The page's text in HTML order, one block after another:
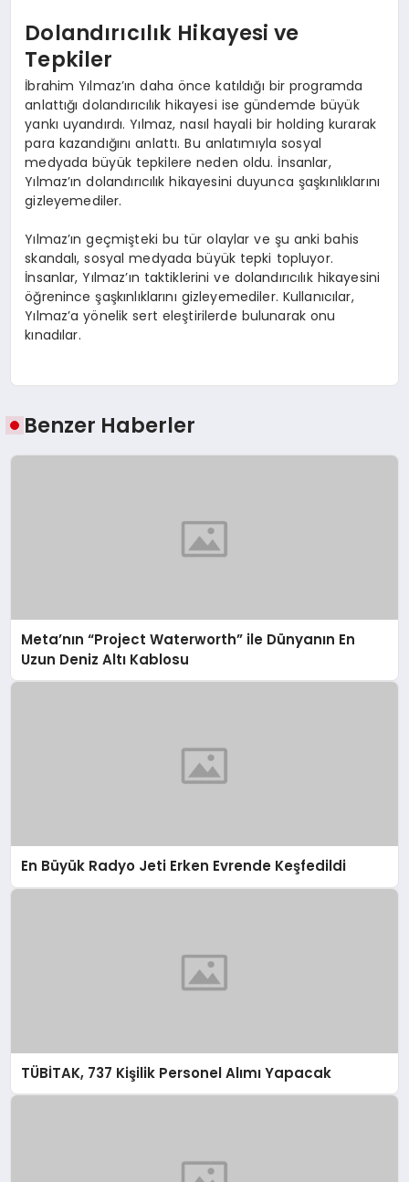
Dolandırıcılık Hikayesi ve
Tepkiler
İbrahim Yılmaz’ın daha önce katıldığı bir programda
anlattığı dolandırıcılık hikayesi ise gündemde büyük
yankı uyandırdı. Yılmaz, nasıl hayali bir holding kurarak
para kazandığını anlattı. Bu anlatımıyla sosyal
medyada büyük tepkilere neden oldu. İnsanlar,
Yılmaz’ın dolandırıcılık hikayesini duyunca şaşkınlıklarını
gizleyemediler.
Yılmaz’ın geçmişteki bu tür olaylar ve şu anki bahis
skandalı, sosyal medyada büyük tepki topluyor.
İnsanlar, Yılmaz’ın taktiklerini ve dolandırıcılık hikayesini
öğrenince şaşkınlıklarını gizleyemediler. Kullanıcılar,
Yılmaz’a yönelik sert eleştirilerde bulunarak onu
kınadılar.
Benzer Haberler
Meta’nın “Project Waterworth” ile Dünyanın En
Uzun Deniz Altı Kablosu
En Büyük Radyo Jeti Erken Evrende Keşfedildi
TÜBİTAK, 737 Kişilik Personel Alımı Yapacak